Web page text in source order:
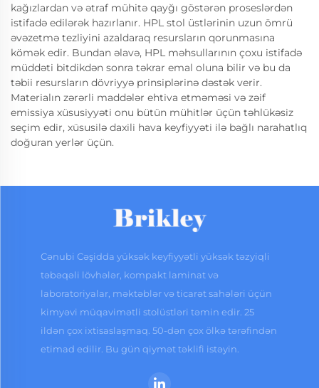
kağızlardan və ətraf mühitə qayğı göstərən proseslərdən
istifadə edilərək hazırlanır. HPL stol üstlərinin uzun ömrü
əvəzetmə tezliyini azaldaraq resursların qorunmasına
kömək edir. Bundan əlavə, HPL məhsullarının çoxu istifadə
müddəti bitdikdən sonra təkrar emal oluna bilir və bu da
təbii resursların dövriyyə prinsiplərinə dəstək verir.
Materialın zərərli maddələr ehtiva etməməsi və zəif
emissiya xüsusiyyəti onu bütün mühitlər üçün təhlükəsiz
seçim edir, xüsusilə daxili hava keyfiyyəti ilə bağlı narahatlıq
doğuran yerlər üçün.
Cənubi Cəşidda yüksək keyfiyyətli yüksək təzyiqli
təbəqəli lövhələr, kompakt laminat və
laboratoriyalar, məktəblər və ticarət sahələri üçün
kimyəvi müqavimətli stolüstləri təmin edir. 25
ildən çox ixtisaslaşmaq. 50-dən çox ölkə tərəfindən
etimad edilir. Bu gün qiymət təklifi istəyin.